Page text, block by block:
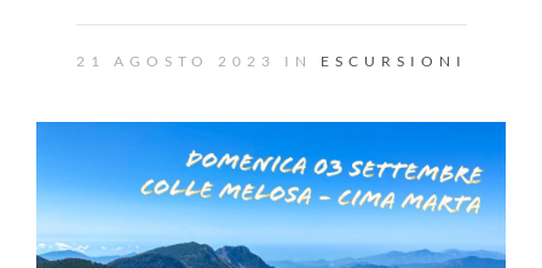
21 AGOSTO 2023 IN ESCURSIONI